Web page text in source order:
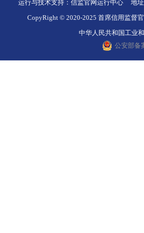
运行与技术支持：信监官网运行中心 地
CopyRight © 2020-2025 首席信用监督
中华人民共和国工业
公安部备